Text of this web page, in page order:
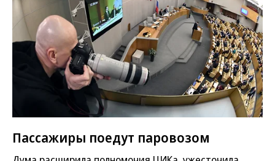
Пассажиры поедут паровозом